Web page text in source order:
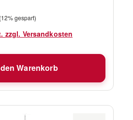
Preis:
(12% gespart)
zzgl. Versandkosten
Warenkorb